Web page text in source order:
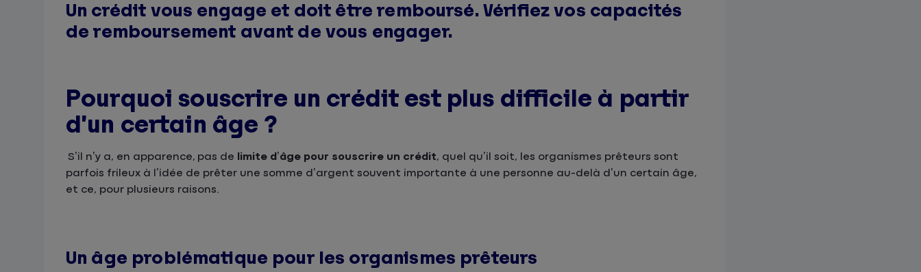
Un crédit vous engage et doit être remboursé. Vérifiez vos capacités
de remboursement avant de vous engager.
Pourquoi souscrire un crédit est plus difficile à partir
d’un certain âge ?
S’il n’y a, en apparence, pas de limite d’âge pour souscrire un crédit, quel qu’il soit, les organismes prêteurs sont
parfois frileux à l’idée de prêter une somme d’argent souvent importante à une personne au-delà d’un certain âge,
et ce, pour plusieurs raisons.
Un âge problématique pour les organismes prêteurs